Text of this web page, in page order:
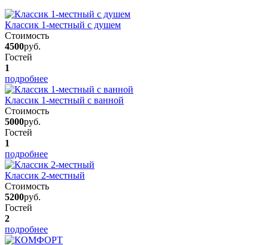
Классик 1-местный с душем
Стоимость
4500руб.
Гостей
1
подробнее
Классик 1-местный с ванной
Стоимость
5000руб.
Гостей
1
подробнее
Классик 2-местный
Стоимость
5200руб.
Гостей
2
подробнее